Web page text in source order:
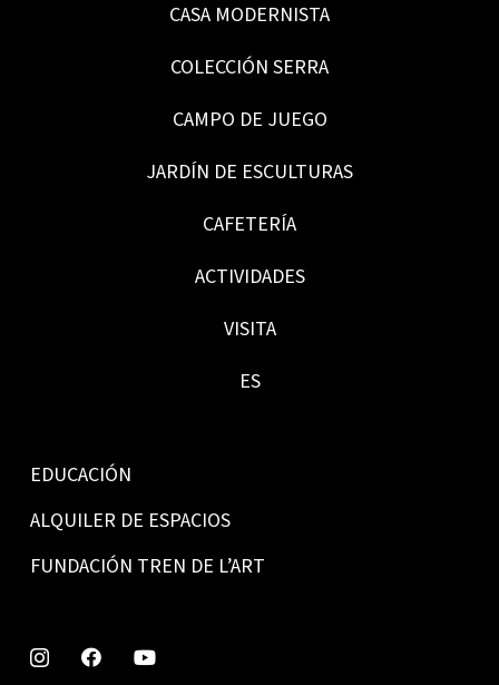
CASA MODERNISTA
COLECCIÓN SERRA
CAMPO DE JUEGO
JARDÍN DE ESCULTURAS
CAFETERÍA
ACTIVIDADES
VISITA
ES
EDUCACIÓN
ALQUILER DE ESPACIOS
FUNDACIÓN TREN DE L’ART